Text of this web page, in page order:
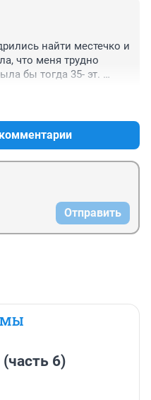
найти местечко и
что меня трудно
бы тогда 35- эт.
Отправить
6)